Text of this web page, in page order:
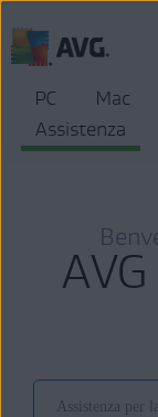
PC Mac
Assistenza